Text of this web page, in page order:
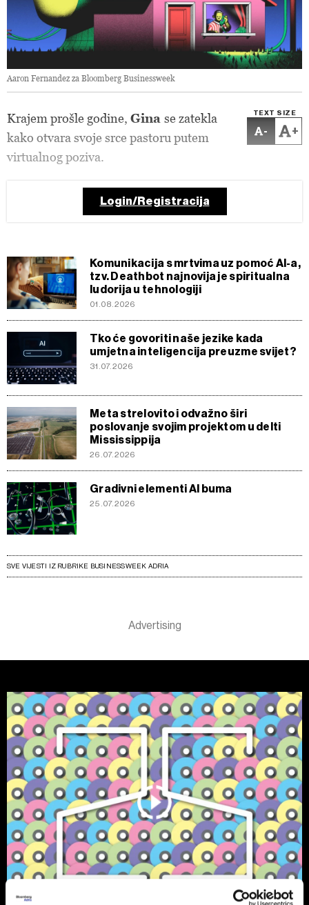
Aaron Fernandez za Bloomberg Businessweek
TEXT SIZE
- +
Krajem prošle godine, Gina se zatekla
kako otvara svoje srce pastoru putem
virtualnog poziva.
Login/Registracija
Komunikacija s mrtvima uz pomoć AI-a,
tzv. Deathbot najnovija je spiritualna
ludorija u tehnologiji
01.08.2026
Tko će govoriti naše jezike kada
umjetna inteligencija preuzme svijet?
31.07.2026
Meta strelovito i odvažno širi
poslovanje svojim projektom u delti
Mississippija
26.07.2026
Gradivni elementi AI buma
25.07.2026
SVE VIJESTI IZ RUBRIKE BUSINESSWEEK ADRIA